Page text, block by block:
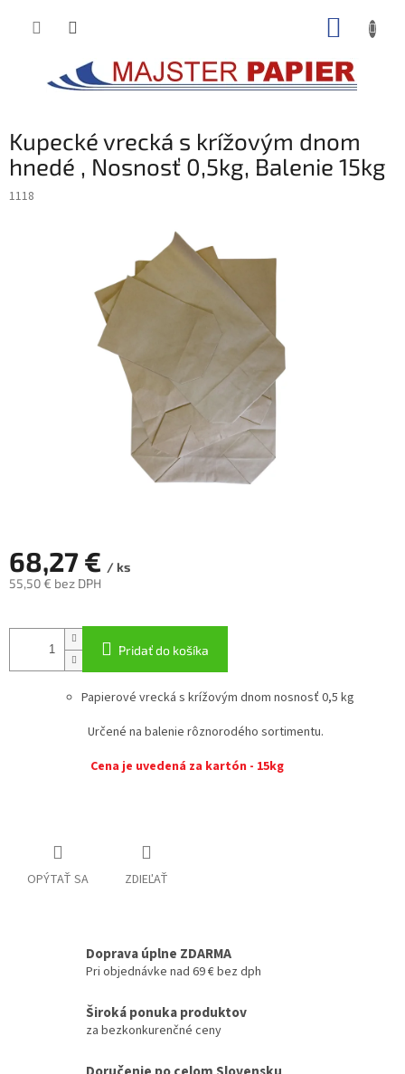
Kupecké vrecká s krížovým dnom
hnedé , Nosnosť 0,5kg, Balenie 15kg
1118
68,27 € / ks
55,50 € bez DPH
cena:
Pridať do košíka
Papierové vrecká s krížovým dnom nosnosť 0,5 kg
Určené na balenie rôznorodého sortimentu.
Cena je uvedená za kartón - 15kg
OPÝTAŤ SA ZDIEĽAŤ
Doprava úplne ZDARMA
Pri objednávke nad 69 € bez dph
Široká ponuka produktov
za bezkonkurenčné ceny